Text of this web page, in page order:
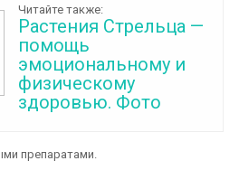
Читайте также:
Растения Стрельца —
помощь
эмоциональному и
физическому
здоровью. Фото
препаратами.